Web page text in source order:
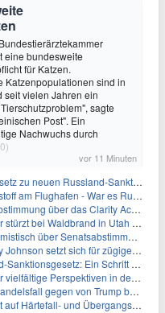
eine bundesweite
für Katzen.
Katzenpopulationen sind in
seit vielen Jahren ein
sagte
Post". Ein
Nachwuchs durch
vor 11 Minuten
zu neuen Russland-Sanktionen
am Flughafen - War es Russland?
Auswirkungen auf Unternehmen und das Vertrauen der Investoren
bei Waldbrand in Utah ab
angesichts von Finanzierungsbedenken
Regierungsfinanzierung angesichts von Shutdown-Risiken ein
Ein Schritt in Richtung Energieunabhängigkeit
in der Gesundheitspolitik beim CDC-Gedenkakt ein
von Trump begnadigten Manager fallen
und Übergangsregelungen